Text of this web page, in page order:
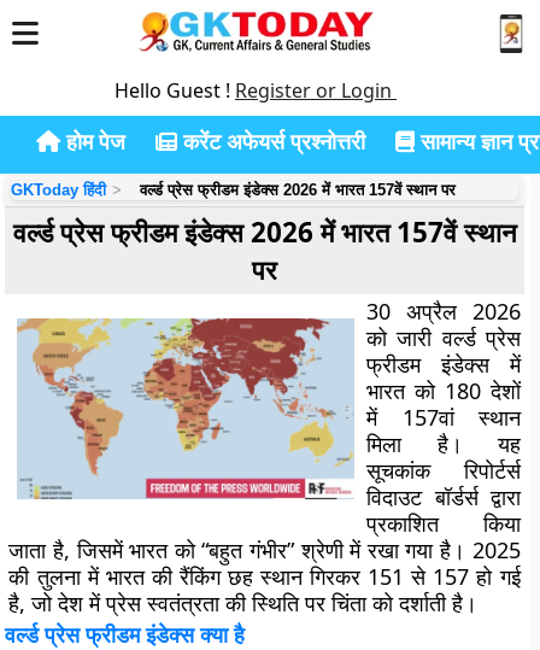
Hello Guest ! Register or Login
होम पेज करेंट अफेयर्स प्रश्नोत्तरी सामान्य ज्ञान
GKToday हिंदी वर्ल्ड प्रेस फ्रीडम इंडेक्स 2026 में भारत 157वें स्थान पर
वर्ल्ड प्रेस फ्रीडम इंडेक्स 2026 में भारत 157वें स्थान
पर
30 अप्रैल 2026
को जारी वर्ल्ड प्रेस
फ्रीडम इंडेक्स में
भारत को 180 देशों
में 157वां स्थान
मिला है। यह
सूचकांक रिपोर्टर्स
विदाउट बॉर्डर्स द्वारा
प्रकाशित किया
जाता है, जिसमें भारत को “बहुत गंभीर” श्रेणी में रखा गया है। 2025
की तुलना में भारत की रैंकिंग छह स्थान गिरकर 151 से 157 हो गई
है, जो देश में प्रेस स्वतंत्रता की स्थिति पर चिंता को दर्शाती है।
वर्ल्ड प्रेस फ्रीडम इंडेक्स क्या है